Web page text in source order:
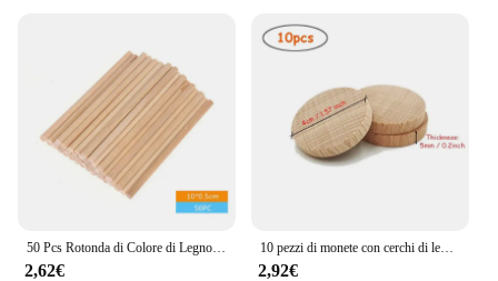
50 Pcs Rotonda di Colore di Legno Spiedi Scuola Materna Per Bambini A Mano Materiale di Legno Creativo Artigianato FAI DA TE Per Bambini Regali Decoupage Ornamenti di Legno
2,62€
10 pezzi di monete con cerchi di legno non finiti da 4 cm, dischi di legno rotondi piatti non finiti per forniture fai da te progetti artigianali pittura scrittura
2,92€